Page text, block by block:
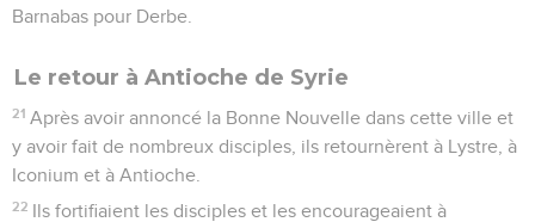
Barnabas pour Derbe.
Le retour à Antioche de Syrie
21 Après avoir annoncé la Bonne Nouvelle dans cette ville et
y avoir fait de nombreux disciples, ils retournèrent à Lystre, à
Iconium et à Antioche.
22 Ils fortifiaient les disciples et les encourageaient à